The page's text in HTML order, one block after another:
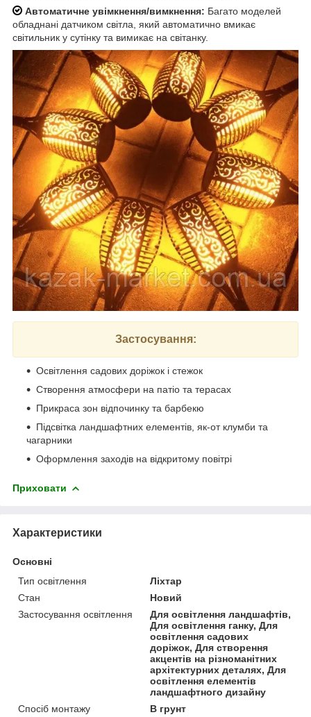
Автоматичне увімкнення/вимкнення: Багато моделей
обладнані датчиком світла, який автоматично вмикає
світильник у сутінку та вимикає на світанку.
Застосування:
Освітлення садових доріжок і стежок
Створення атмосфери на патіо та терасах
Прикраса зон відпочинку та барбекю
Підсвітка ландшафтних елементів, як-от клумби та
чагарники
Оформлення заходів на відкритому повітрі
Приховати
Характеристики
Основні
Тип освітлення
Ліхтар
Стан
Новий
Застосування освітлення
Для освітлення ландшафтів,
Для освітлення ганку, Для
освітлення садових
доріжок, Для створення
акцентів на різноманітних
архітектурних деталях, Для
освітлення елементів
ландшафтного дизайну
Спосіб монтажу
В грунт